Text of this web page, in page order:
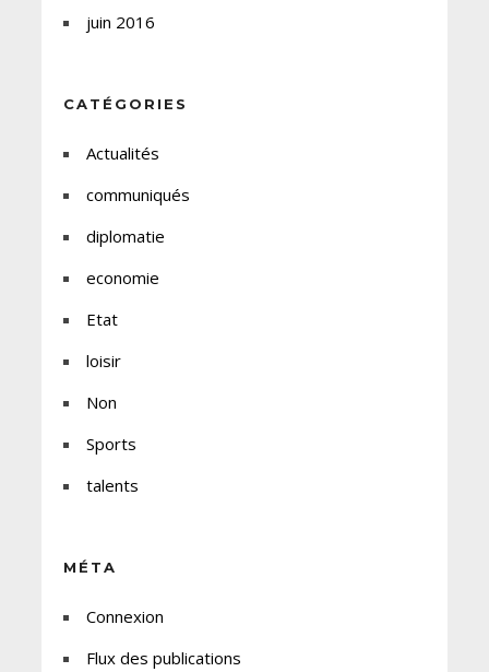
juin 2016
CATÉGORIES
Actualités
communiqués
diplomatie
economie
Etat
loisir
Non
Sports
talents
MÉTA
Connexion
Flux des publications